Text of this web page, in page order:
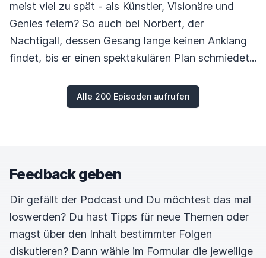
meist viel zu spät - als Künstler, Visionäre und
Genies feiern? So auch bei Norbert, der
Nachtigall, dessen Gesang lange keinen Anklang
findet, bis er einen spektakulären Plan schmiedet...
Alle 200 Episoden aufrufen
Feedback geben
Dir gefällt der Podcast und Du möchtest das mal
loswerden? Du hast Tipps für neue Themen oder
magst über den Inhalt bestimmter Folgen
diskutieren? Dann wähle im Formular die jeweilige